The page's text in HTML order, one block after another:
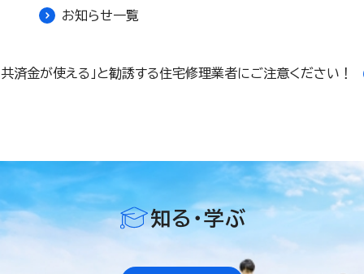
お知らせ一覧
共済金が使える」と勧誘する住宅修理業者にご注意ください！
知る・学ぶ